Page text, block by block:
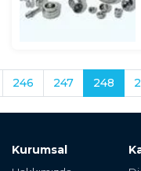
246 247 248
Kurumsal